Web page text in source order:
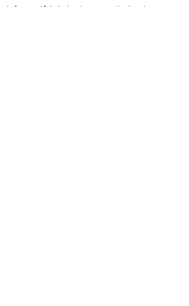
info@golfclub-badmergentheim.de